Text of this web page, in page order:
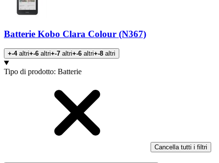
Batterie Kobo Clara Colour (N367)
+-4altri+-6 altri+-7 altri+-6 altri+-8 altri
Prodotti
Tipo di prodotto: Batterie
Cancella tutti i filtri